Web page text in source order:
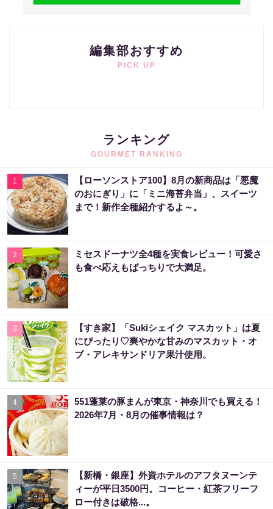
編集部おすすめ
PICK UP
ランキング
GOURMET RANKING
1
【ローソンストア100】8月の新商品は「悪魔
のおにぎり」に「ミニ海苔弁当」、スイーツ
まで！新作全種紹介するよ～。
2
ミセスドーナツ全4種を実食レビュー！可愛さ
も食べ応えもばっちりで大満足。
3
【すき家】「Sukiシェイク マスカット」は夏
にぴったり♡爽やかな甘みのマスカット・オ
ブ・アレキサンドリア果汁使用。
4
551蓬莱の豚まんが東京・神奈川でも買える！
2026年7月・8月の催事情報は？
5
【新橋・銀座】外資ホテルのアフタヌーンテ
ィーが平日3500円。コーヒー・紅茶フリーフ
ロー付きは破格...。